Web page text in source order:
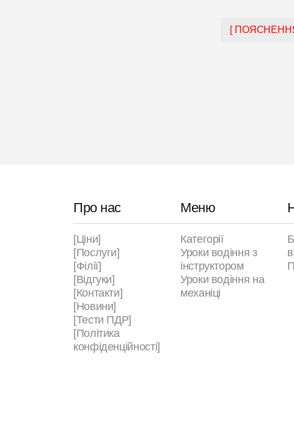
[
Про нас
[Ціни]
[Послуги]
[Філії]
[Відгуки]
[Контакти]
[Новини]
[Тести ПДР]
[Політика
конфіденційності]
Меню
Категорії
Уроки водіння з
інструктором
Уроки водіння на
механіці